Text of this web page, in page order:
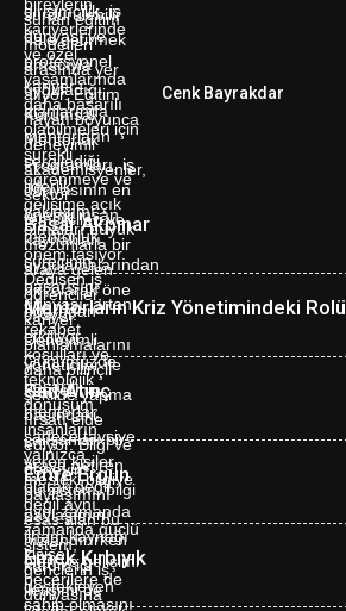
Cenk Bayrakdar
Başar Akpınar
Mentorların Kriz Yönetimindeki Rolü
Sait Atınç
Emre Ergun
Emek Kırbıyık